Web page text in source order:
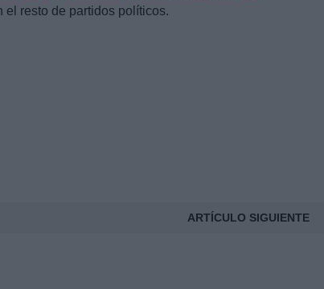
el resto de partidos políticos.
ARTÍCULO SIGUIENTE